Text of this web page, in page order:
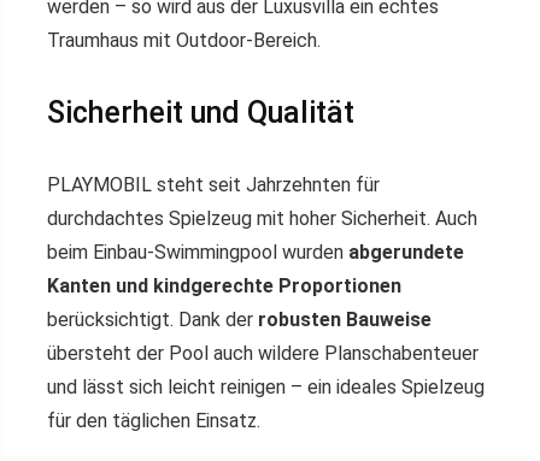
werden – so wird aus der Luxusvilla ein echtes
Traumhaus mit Outdoor-Bereich.
Sicherheit und Qualität
PLAYMOBIL steht seit Jahrzehnten für
durchdachtes Spielzeug mit hoher Sicherheit. Auch
beim Einbau-Swimmingpool wurden abgerundete
Kanten und kindgerechte Proportionen
berücksichtigt. Dank der robusten Bauweise
übersteht der Pool auch wildere Planschabenteuer
und lässt sich leicht reinigen – ein ideales Spielzeug
für den täglichen Einsatz.